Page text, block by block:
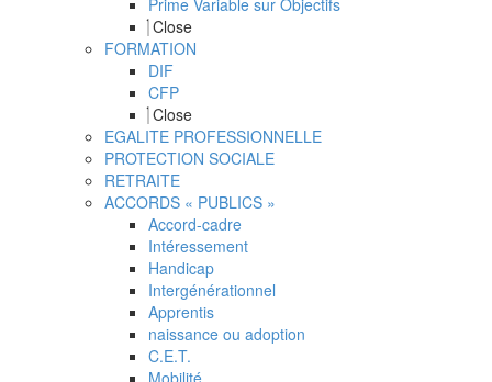
Prime Variable sur Objectifs
Close
FORMATION
DIF
CFP
Close
EGALITE PROFESSIONNELLE
PROTECTION SOCIALE
RETRAITE
ACCORDS « PUBLICS »
Accord-cadre
Intéressement
Handicap
Intergénérationnel
Apprentis
naissance ou adoption
C.E.T.
Mobilité